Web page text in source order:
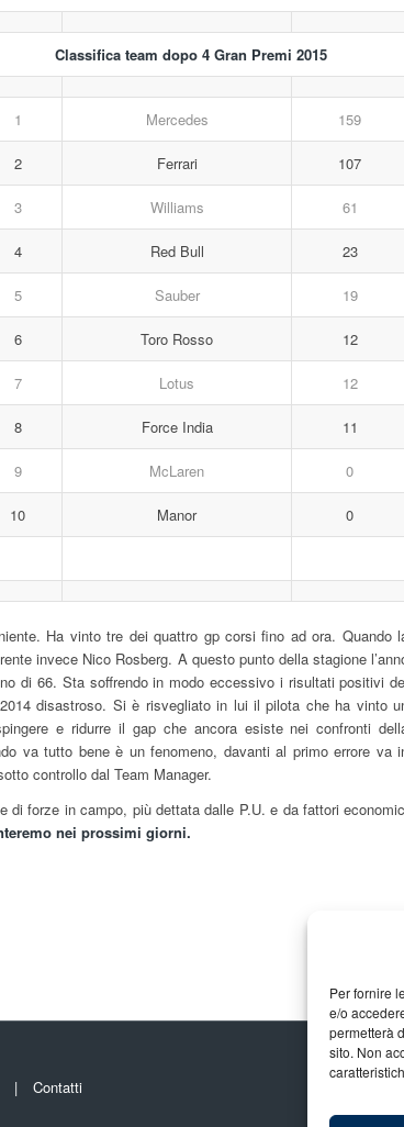
Per fornire
e/o
permetterà
sito. Non
Classifica team dopo 4 Gran Premi 2015
1 Mercedes 159
2 Ferrari 107
3 Williams 61
4 Red Bull 23
5 Sauber 19
6 Toro Rosso 12
7 Lotus 12
8 Force India 11
9 McLaren 0
10 Manor 0
Ha vinto tre dei quattro gp corsi fino ad ora. Quando
invece Nico Rosberg. A questo punto della stagione
di 66. Sta soffrendo in modo eccessivo i risultati positivi
disastroso. Si è risvegliato in lui il pilota che ha vinto
e ridurre il gap che ancora esiste nei confronti
va tutto bene è un fenomeno, davanti al primo errore va
controllo dal Team Manager.
di forze in campo, più dettata dalle P.U. e da fattori
nei prossimi giorni.
Contatti